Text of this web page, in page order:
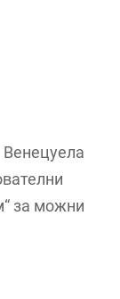
Венецуела
за можни